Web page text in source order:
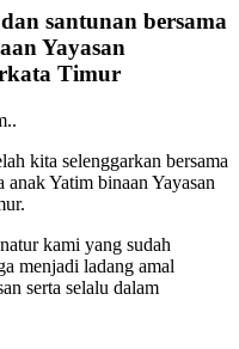
santunan bersama
Yayasan
Timur
kita selenggarkan bersama
anak Yatim binaan Yayasan
kami yang sudah
menjadi ladang amal
serta selalu dalam